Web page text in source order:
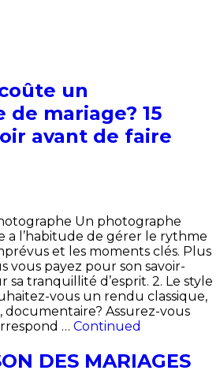
un
mariage? 15
avant de faire
Un photographe
a l’habitude de gérer le rythme
et les moments clés. Plus
vous payez pour son savoir-
sa tranquillité d’esprit. 2. Le style
vous un rendu classique,
documentaire? Assurez-vous
… Continued
DES MARIAGES